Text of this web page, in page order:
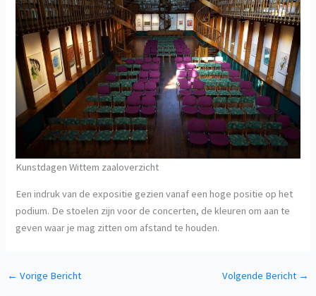
Kunstdagen Wittem zaaloverzicht
Een indruk van de expositie gezien vanaf een hoge positie op het
podium. De stoelen zijn voor de concerten, de kleuren om aan te
geven waar je mag zitten om afstand te houden.
← Vorige Bericht Volgende Bericht →